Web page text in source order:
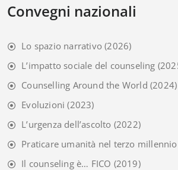
Convegni nazionali
Lo spazio narrativo (2026)
L’impatto sociale del counseling
Counselling Around the World (2024)
Evoluzioni (2023)
L’urgenza dell’ascolto (2022)
Praticare umanità nel terzo millennio
Il counseling è… FICO (2019)